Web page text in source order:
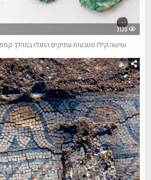
3130
שישה קילו מטבעות עתיקים התגלו במהלך